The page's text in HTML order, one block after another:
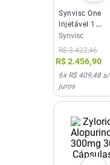
Synvisc One
Injetável 1
Seringa 6ml
Medley
Synvisc
R$ 3.422,46
R$2.456,90
6x R$ 409,48s/
juros